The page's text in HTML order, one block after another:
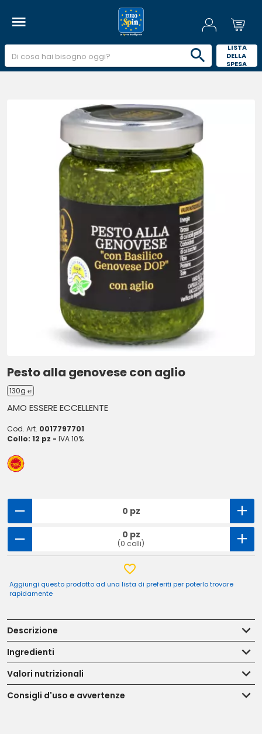
LISTA
DELLA
SPESA
Pesto alla genovese con aglio
130g ℮
AMO ESSERE ECCELLENTE
Cod. Art. 0017797701
Collo: 12 pz - IVA 10%
0 pz
0 pz
(0 colli)
Aggiungi questo prodotto ad una lista di preferiti per poterlo trovare
rapidamente
Descrizione
Ingredienti
Valori nutrizionali
Consigli d'uso e avvertenze